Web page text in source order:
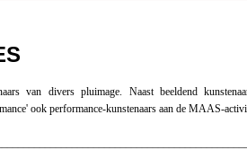
van divers pluimage. Naast beeldend
ook performance-kunstenaars aan de MAAS-